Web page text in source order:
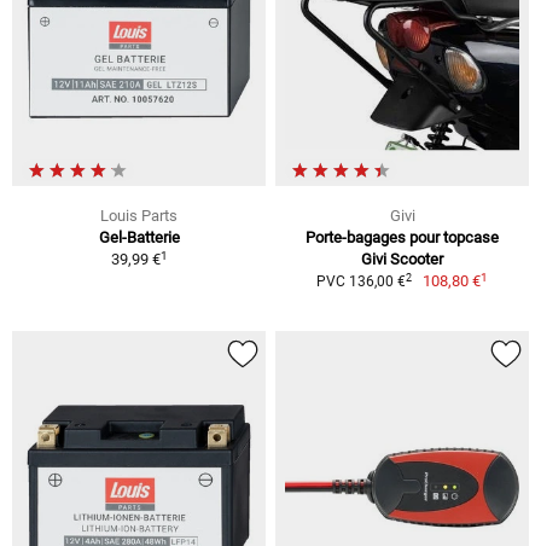
Louis Parts
Gel-Batterie
39,99 €1
Givi
Porte-bagages pour topcase
Givi Scooter
PVC 136,00 €2 108,80 €1